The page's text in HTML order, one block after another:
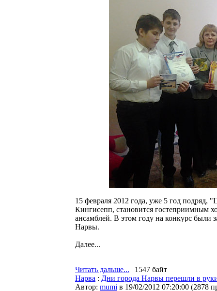
15 февраля 2012 года, уже 5 год подряд,
Кингисепп, становится гостеприимным
ансамблей. В этом году на конкурс были
Нарвы.
Далее...
Читать дальше... | 1547 байт
Нарва : Дни города Нарвы перешли в
Автор: mumi в 19/02/2012 07:20:00 (2878